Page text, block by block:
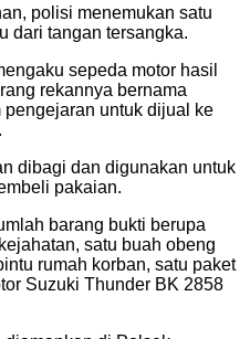
polisi menemukan satu
dari tangan tersangka.
sepeda motor hasil
rekannya bernama
untuk dijual ke
dibagi dan digunakan untuk
pakaian.
barang bukti berupa
satu buah obeng
rumah korban, satu paket
Suzuki Thunder BK 2858